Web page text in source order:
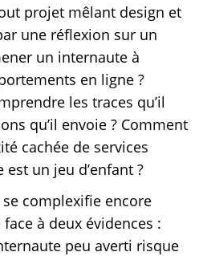
projet mêlant design et
une réflexion sur un
un internaute à
en ligne ?
les traces qu’il
qu’il envoie ? Comment
cachée de services
est un jeu d’enfant ?
complexifie encore
à deux évidences :
peu averti risque